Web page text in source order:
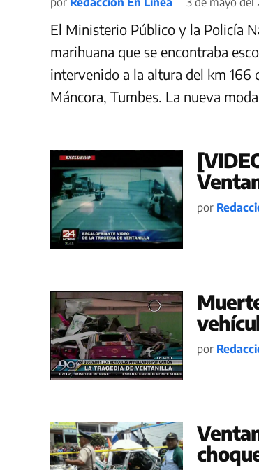
El Ministerio Público y la Policía
marihuana que se encontraba
intervenido a la altura del km 166
Máncora, Tumbes. La nueva
por
por